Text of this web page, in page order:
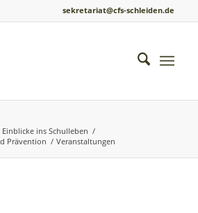
sekretariat@cfs-schleiden.de
individuelle Beratung und
Einblicke ins Schulleben /
Prävention / Veranstaltungen